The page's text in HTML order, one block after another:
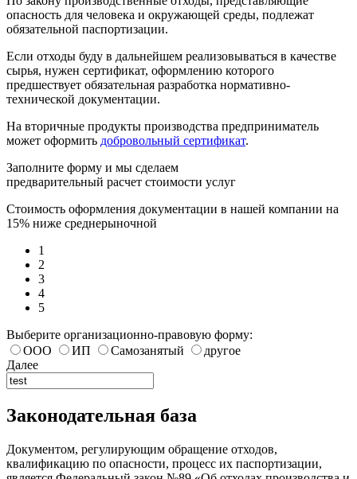
опасность для человека и окружающей среды, подлежат
обязательной паспортизации.
Если отходы буду в дальнейшем реализовываться в качестве
сырья, нужен сертификат, оформлению которого
предшествует обязательная разработка нормативно-
технической документации.
На вторичные продукты производства предприниматель
может оформить добровольный сертификат.
Заполните форму и мы сделаем
предварительный расчет стоимости услуг
Стоимость оформления документации в нашей компании на
15% ниже среднерыночной
1
2
3
4
5
Выберите организационно-правовую форму:
ООО
ИП Самозанятый
другое
Далее
Законодательная база
Документом, регулирующим обращение отходов,
квалификацию по опасности, процесс их паспортизации,